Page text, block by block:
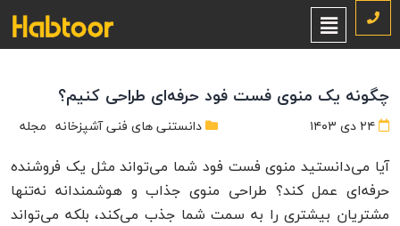
چگونه یک منوی فست فود حرفه‌ای طراحی کنیم؟
۲۴ دی ۱۴۰۳ دانستنی های فنی آشپزخانه مجله
آیا می‌دانستید منوی فست فود شما می‌تواند مثل یک فروشنده
حرفه‌ای عمل کند؟ طراحی منوی جذاب و هوشمندانه نه‌تنها
مشتریان بیشتری را به سمت شما جذب می‌کند، بلکه می‌تواند